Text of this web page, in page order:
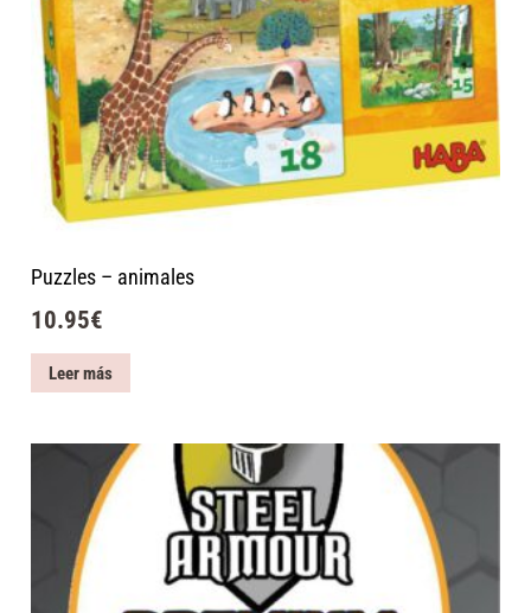
Puzzles – animales
10.95€
Leer más